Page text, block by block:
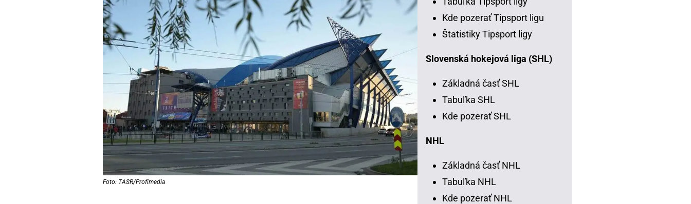
Foto: TASR/Profimedia
Kde pozerať Tipsport ligu
Štatistiky Tipsport ligy
Slovenská hokejová liga (SHL)
Základná časť SHL
Tabuľka SHL
Kde pozerať SHL
NHL
Základná časť NHL
Tabuľka NHL
Kde pozerať NHL